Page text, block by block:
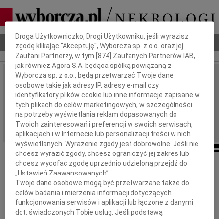
Nekrologi Odeszli Poradnik pogrzebowy
IMIĘ I NAZWISKO: Henryk Kopeć
REGION: Warszawa
DATA EMISJI: 12.08.2013
Henryk Kopeć
Dbamy o Twoją prywatność
Droga Użytkowniczko, Drogi Użytkowniku, jeśli wyrazisz
zgodę klikając "Akceptuję", Wyborcza sp. z o.o. oraz jej
Zaufani Partnerzy, w tym [874 ] Zaufanych Partnerów IAB,
jak również Agora S.A. będąca spółką powiązaną z
Wyborcza sp. z o.o., będą przetwarzać Twoje dane
osobowe takie jak adresy IP, adresy e-mail czy
identyfikatory plików cookie lub inne informacje zapisane w
tych plikach do celów marketingowych, w szczególności
na potrzeby wyświetlania reklam dopasowanych do
Twoich zainteresowań i preferencji w swoich serwisach,
aplikacjach i w Internecie lub personalizacji treści w nich
wyświetlanych. Wyrażenie zgody jest dobrowolne. Jeśli nie
chcesz wyrazić zgody, chcesz ograniczyć jej zakres lub
chcesz wycofać zgodę uprzednio udzieloną przejdź do
„Ustawień Zaawansowanych”.
Twoje dane osobowe mogą być przetwarzane także do
celów badania i mierzenia informacji dotyczących
funkcjonowania serwisów i aplikacji lub łączone z danymi
dot. świadczonych Tobie usług. Jeśli podstawą